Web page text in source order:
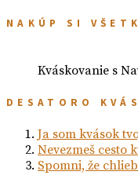
NAKÚP SI
Kváskovanie s
DESATORO
Ja som kvások
Nevezmeš cesto
Spomni, že